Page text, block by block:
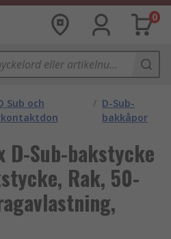
0
Sub och
/ D-Sub-
bakkåpor
D-Sub-bakstycke
Rak, 50-